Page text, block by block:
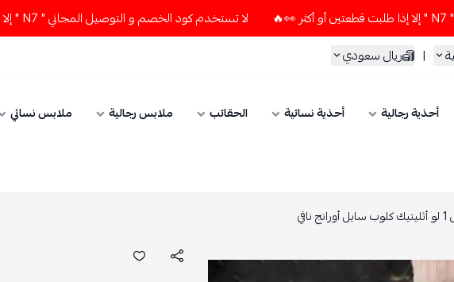
لا تستخدم كود الخصم و التوصيل المجاني " N7 " إلا إذا طلبت قطعتين أو أكثر 👀🔥
| ريال سعودي
أحذية رجالية أحذية نسائية الحقائب ملابس رجالية ملابس نسائي